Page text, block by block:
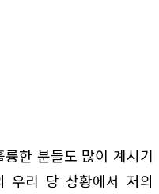
한 분들도 많이 계시기
우리 당 상황에서 저의